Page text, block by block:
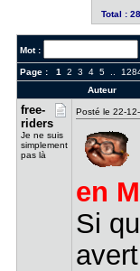
Total :
Mot :
Page : 1 2 3 4 5..
Auteur
free-
rider​s
Je ne suis
simplement
pas là
Posté le 22-
en
Si